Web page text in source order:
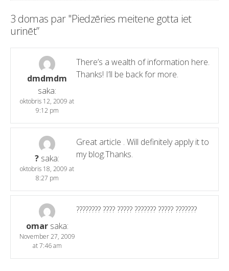
3 domas par "Piedzēries meitene gotta iet
urinēt”
dmdmdm
saka:
oktobris 12, 2009 at
9:12 pm
There’s a wealth of information here.
Thanks! I’ll be back for more.
? saka:
oktobris 18, 2009 at
8:27 pm
Great article . Will definitely apply it to
my blog.Thanks.
omar saka:
November 27, 2009
at 7:46 am
???????? ???? ????? ??????? ????? ???????